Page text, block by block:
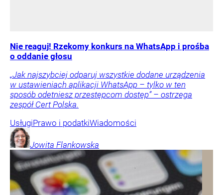
Nie reaguj! Rzekomy konkurs na WhatsApp i prośba
o oddanie głosu
„Jak najszybciej odparuj wszystkie dodane urządzenia
w ustawieniach aplikacji WhatsApp – tylko w ten
sposób odetniesz przestępcom dostęp” – ostrzega
zespół Cert Polska.
UsługiPrawo i podatkiWiadomości
Jowita Flankowska